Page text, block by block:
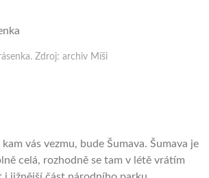
Zdroj: archiv Míši
vás vezmu, bude Šumava. Šumava je
celá, rozhodně se tam v létě vrátím